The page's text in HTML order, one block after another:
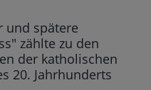
und spätere
zählte zu den
der katholischen
20. Jahrhunderts